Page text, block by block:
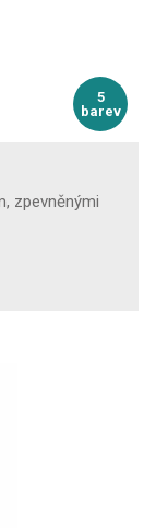
5
barev
zpevněnými